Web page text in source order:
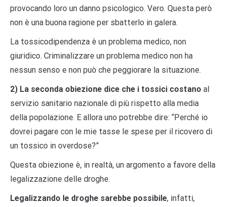
provocando loro un danno psicologico. Vero. Questa però
non è una buona ragione per sbatterlo in galera.
La tossicodipendenza è un problema medico, non
giuridico. Criminalizzare un problema medico non ha
nessun senso e non può che peggiorare la situazione.
2) La seconda obiezione dice che i tossici costano al
servizio sanitario nazionale di più rispetto alla media
della popolazione. E allora uno potrebbe dire: “Perché io
dovrei pagare con le mie tasse le spese per il ricovero di
un tossico in overdose?”
Questa obiezione è, in realtà, un argomento a favore della
legalizzazione delle droghe.
Legalizzando le droghe sarebbe possibile, infatti,